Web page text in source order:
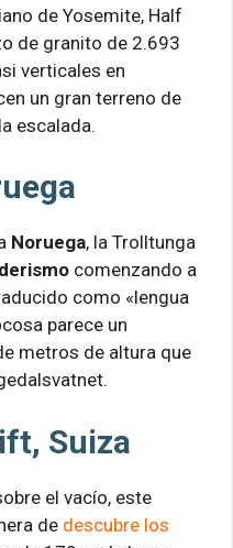
de Yosemite, Half
de granito de 2.693
verticales en
un gran terreno de
escalada.
Noruega, la Trolltunga
comenzando a
como «lengua
parece un
metros de altura que
Suiza
el vacío, este
de descubre los